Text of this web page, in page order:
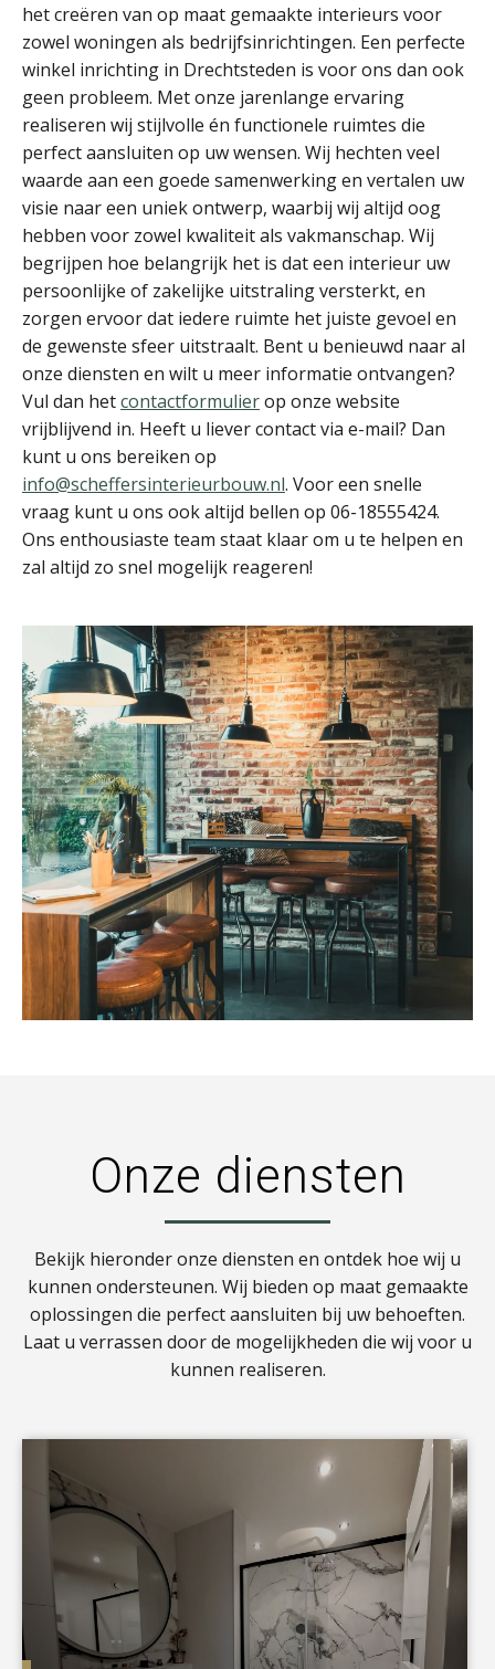
het creëren van op maat gemaakte interieurs voor
zowel woningen als bedrijfsinrichtingen. Een perfecte
winkel inrichting in Drechtsteden is voor ons dan ook
geen probleem. Met onze jarenlange ervaring
realiseren wij stijlvolle én functionele ruimtes die
perfect aansluiten op uw wensen. Wij hechten veel
waarde aan een goede samenwerking en vertalen uw
visie naar een uniek ontwerp, waarbij wij altijd oog
hebben voor zowel kwaliteit als vakmanschap. Wij
begrijpen hoe belangrijk het is dat een interieur uw
persoonlijke of zakelijke uitstraling versterkt, en
zorgen ervoor dat iedere ruimte het juiste gevoel en
de gewenste sfeer uitstraalt. Bent u benieuwd naar al
onze diensten en wilt u meer informatie ontvangen?
Vul dan hetcontactformulierop onze website
vrijblijvend in. Heeft u liever contact via e-mail? Dan
kunt u ons bereiken op
info@scheffersinterieurbouw.nl. Voor een snelle
vraag kunt u ons ook altijd bellen op 06-18555424.
Ons enthousiaste team staat klaar om u te helpen en
zal altijd zo snel mogelijk reageren!
Onze diensten
Bekijk hieronder onze diensten en ontdek hoe wij u
kunnen ondersteunen. Wij bieden op maat gemaakte
oplossingen die perfect aansluiten bij uw behoeften.
Laat u verrassen door de mogelijkheden die wij voor u
kunnen realiseren.